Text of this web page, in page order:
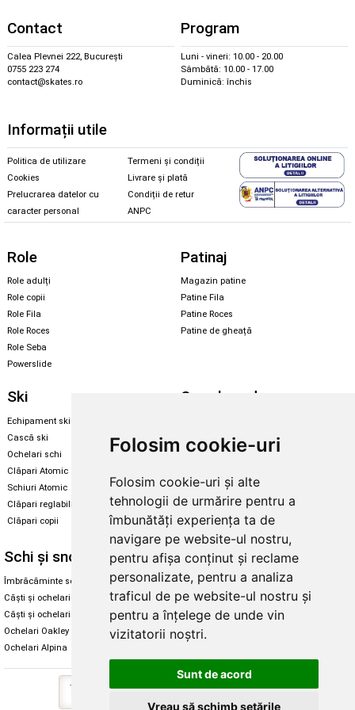
Folosim cookie-uri
Folosim cookie-uri și alte
tehnologii de urmărire pentru a
îmbunătăți experiența ta de
navigare pe website-ul nostru,
pentru afișa conținut și reclame
personalizate, pentru a analiza
traficul de pe website-ul nostru și
pentru a înțelege de unde vin
vizitatorii noștri.
Sunt de acord
Vreau să schimb setările
Contact
Calea Plevnei 222, București
0755 223 274
contact@skates.ro
Program
Luni - vineri: 10.00 - 20.00
Sâmbătă: 10.00 - 17.00
Duminică: închis
Informații utile
Politica de utilizare
Cookies
Prelucrarea datelor cu
caracter personal
Termeni și condiții
Livrare și plată
Condiții de retur
ANPC
Role
Role adulți
Role copii
Role Fila
Role Roces
Role Seba
Powerslide
Patinaj
Magazin patine
Patine Fila
Patine Roces
Patine de gheață
Ski
Echipament ski
Cască ski
Ochelari schi
Clăpari Atomic
Schiuri Atomic
Clăpari reglabili
Clăpari copii
Snowboard
Echipament snowboard
Legături Rome SDS
Skate & longboard
Enuff Skateboards
Schi și snowboard
Îmbrăcăminte schi și snowboard
Căști și ochelari de iarnă
Căști și ochelari Alpina
Ochelari Oakley
Ochelari Alpina
Diverse
Cum aleg rolele
Cum aleg ochelarii
Ochelari de soare Oakley
Ochelari de soare Alpina